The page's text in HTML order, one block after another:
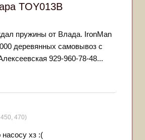
TOY013B
пружины от Влада. IronMan
деревянных самовывоз с
929-960-78-48...
470)
хз :(